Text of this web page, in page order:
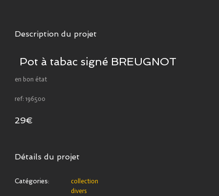
Description du projet
Pot à tabac signé BREUGNOT
en bon état
ref: 196500
29€
Détails du projet
Catégories:
collection
divers